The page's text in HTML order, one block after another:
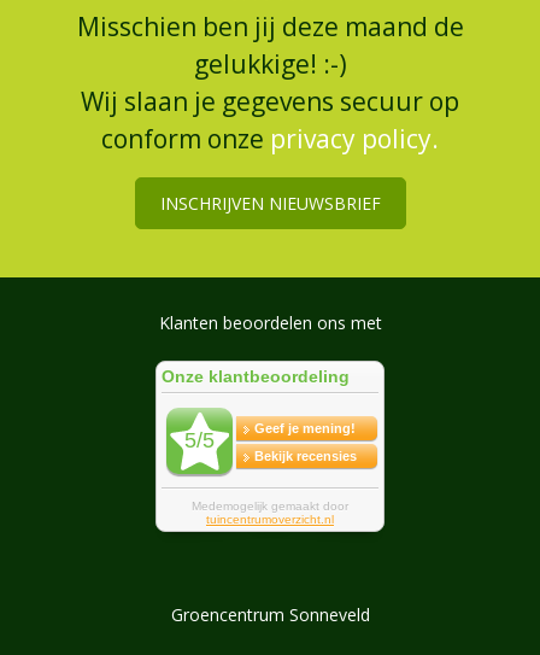
Misschien ben jij deze maand de
gelukkige! :-)
Wij slaan je gegevens secuur op
conform onze privacy policy.
INSCHRIJVEN NIEUWSBRIEF
Klanten beoordelen ons met
Groencentrum Sonneveld